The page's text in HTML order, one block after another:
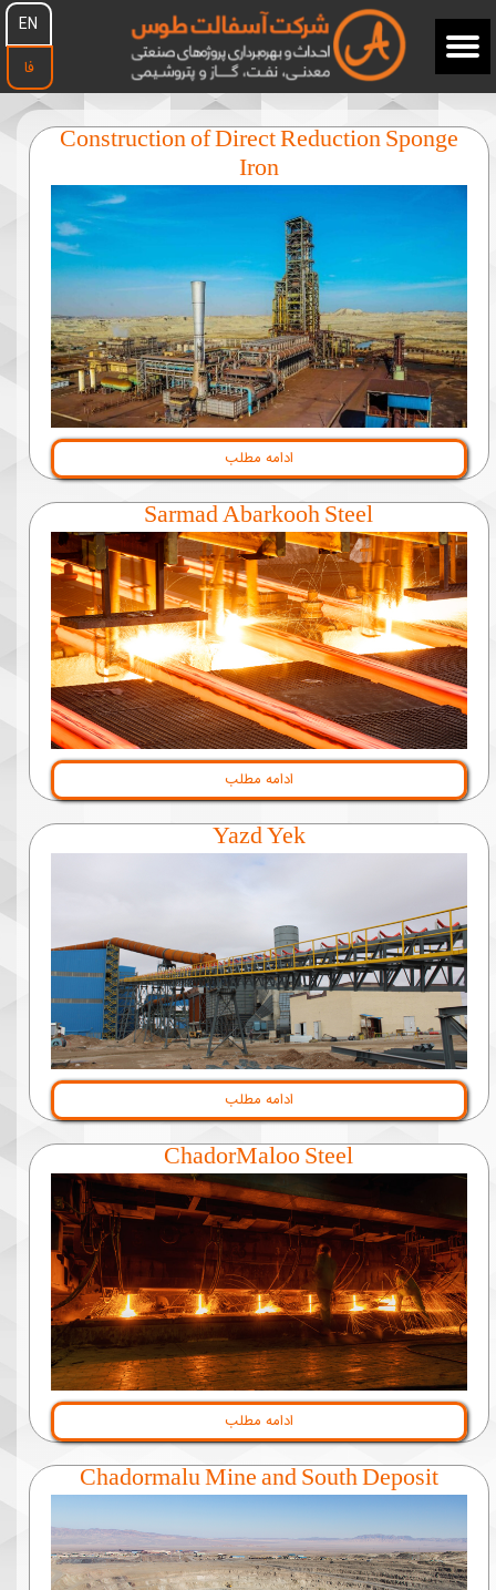
EN
فا
Construction of Direct Reduction Sponge
Iron
ادامه مطلب
Sarmad Abarkooh Steel
ادامه مطلب
Yazd Yek
ادامه مطلب
ChadorMaloo Steel
ادامه مطلب
Chadormalu Mine and South Deposit